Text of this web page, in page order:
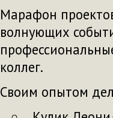
Марафон
волнующих
коллег.
Своим опытом